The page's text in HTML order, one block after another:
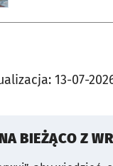
13-07-
BIEŻĄCO Z